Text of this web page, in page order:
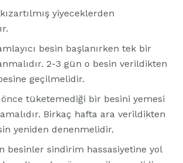
yiyeceklerden
besin başlanırken tek bir
2-3 gün o besin verildikten
geçilmelidir.
önce tüketemediği bir besini yemesi
Birkaç hafta ara verildikten
yeniden denenmelidir.
besinler sindirim hassasiyetine yol